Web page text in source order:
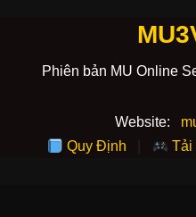
Phiên bản MU Online
Website:
Quy Định
Tải